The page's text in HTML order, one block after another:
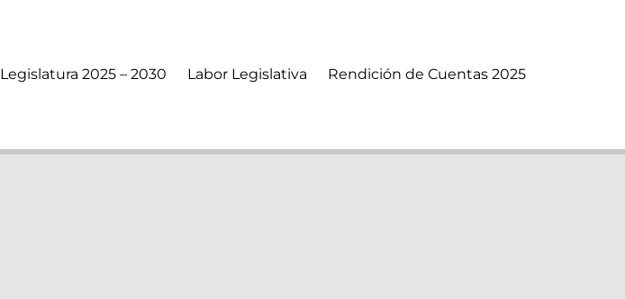
Legislatura 2025 – 2030 Labor Legislativa Rendición de Cuentas 2025